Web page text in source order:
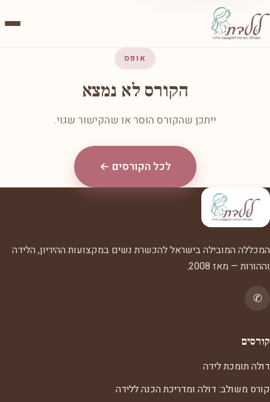
אופס
הקורס לא נמצא
ייתכן שהקורס הוסר או שהקישור שגוי.
לכל הקורסים ←
המכללה המובילה בישראל להכשרת נשים במקצועות ההיריון, הלידה
וההורות — מאז 2008.
✆
קורסים
דולה תומכת לידה
קורס משולב: דולה ומדריכת הכנה ללידה